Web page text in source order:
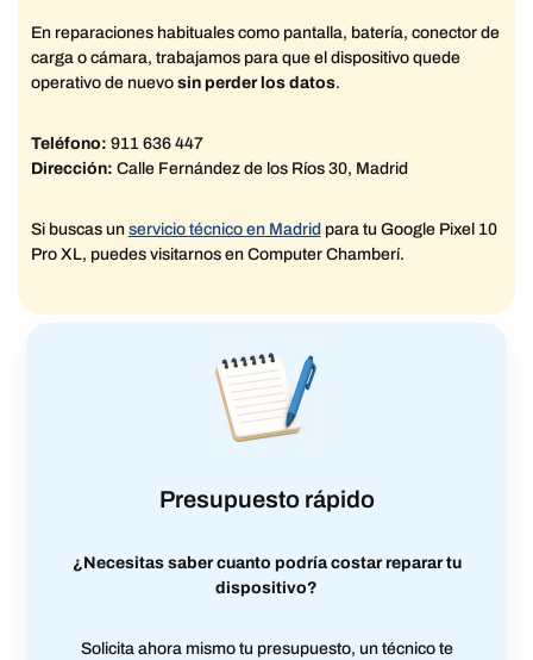
En reparaciones habituales como pantalla, batería, conector de
carga o cámara, trabajamos para que el dispositivo quede
operativo de nuevo sin perder los datos.
Teléfono: 911 636 447
Dirección: Calle Fernández de los Ríos 30, Madrid
Si buscas un servicio técnico en Madridpara tu Google Pixel 10
Pro XL, puedes visitarnos en Computer Chamberí.
Presupuesto rápido
¿Necesitas saber cuanto podría costar reparar tu
dispositivo?
Solicita ahora mismo tu presupuesto, un técnico te